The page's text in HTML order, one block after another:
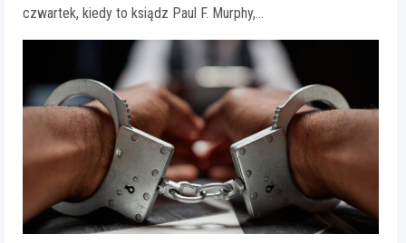
czwartek, kiedy to ksiądz Paul F. Murphy,…